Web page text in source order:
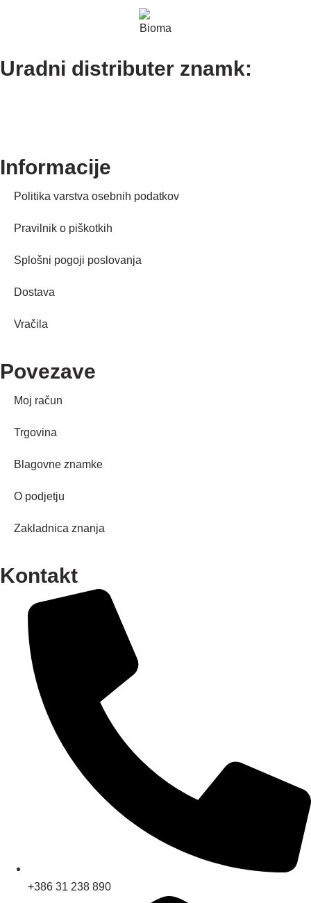
Uradni distributer znamk:
Informacije
Politika varstva osebnih podatkov
Pravilnik o piškotkih
Splošni pogoji poslovanja
Dostava
Vračila
Povezave
Moj račun
Trgovina
Blagovne znamke
O podjetju
Zakladnica znanja
Kontakt
+386 31 238 890